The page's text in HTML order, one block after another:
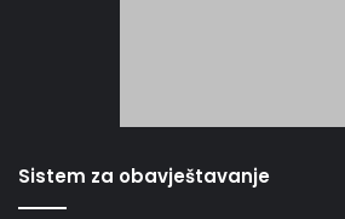
Sistem za obavještavanje